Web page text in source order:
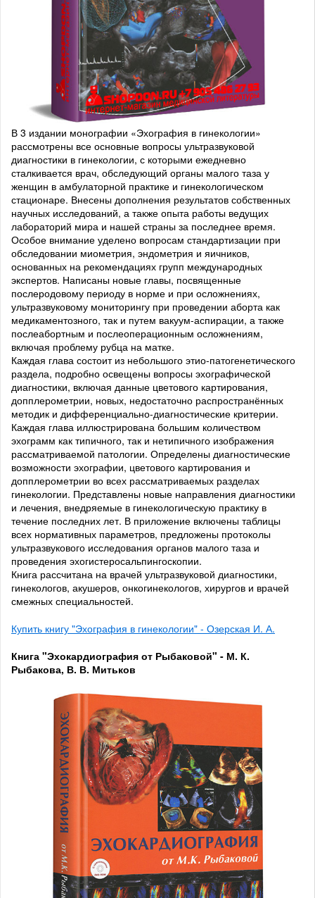
В 3 издании монографии «Эхография в гинекологии»
рассмотрены все основные вопросы ультразвуковой
диагностики в гинекологии, с которыми ежедневно
сталкивается врач, обследующий органы малого таза у
женщин в амбулаторной практике и гинекологическом
стационаре. Внесены дополнения результатов собственных
научных исследований, а также опыта работы ведущих
лабораторий мира и нашей страны за последнее время.
Особое внимание уделено вопросам стандартизации при
обследовании миометрия, эндометрия и яичников,
основанных на рекомендациях групп международных
экспертов. Написаны новые главы, посвященные
послеродовому периоду в норме и при осложнениях,
ультразвуковому мониторингу при проведении аборта как
медикаментозного, так и путем вакуум-аспирации, а также
послеабортным и послеоперационным осложнениям,
включая проблему рубца на матке.
Каждая глава состоит из небольшого этио-патогенетического
раздела, подробно освещены вопросы эхографической
диагностики, включая данные цветового картирования,
допплерометрии, новых, недостаточно распространённых
методик и дифференциально-диагностические критерии.
Каждая глава иллюстрирована большим количеством
эхограмм как типичного, так и нетипичного изображения
рассматриваемой патологии. Определены диагностические
возможности эхографии, цветового картирования и
допплерометрии во всех рассматриваемых разделах
гинекологии. Представлены новые направления диагностики
и лечения, внедряемые в гинекологическую практику в
течение последних лет. В приложение включены таблицы
всех нормативных параметров, предложены протоколы
ультразвукового исследования органов малого таза и
проведения эхогистеросальпингоскопии.
Книга рассчитана на врачей ультразвуковой диагностики,
гинекологов, акушеров, онкогинекологов, хирургов и врачей
смежных специальностей.
Купить книгу "Эхография в гинекологии" - Озерская И. А.
Книга "Эхокардиография от Рыбаковой" - М. К.
Рыбакова, В. В. Митьков